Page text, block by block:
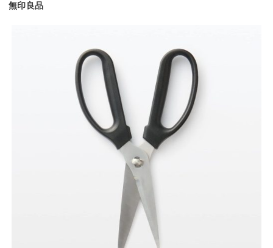
無印良品